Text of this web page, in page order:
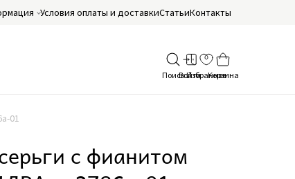
Условия оплаты и доставкиСтатьиКонтакты
01
с фианитом